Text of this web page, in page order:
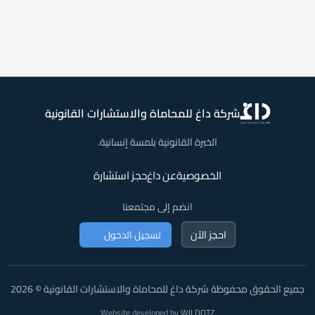
شركة داغ للمحاماة والاستشارات القانونية
الخبرة القانونية بلمسة إنسانية.
الخصوصيةعن داغحجز استشارة
انضم إلى مجتمعنا
احجز الآن تسجيل الدخول
جميع الحقوق محفوظة شركة داغ للمحاماة والاستشارات القانونية © 2026